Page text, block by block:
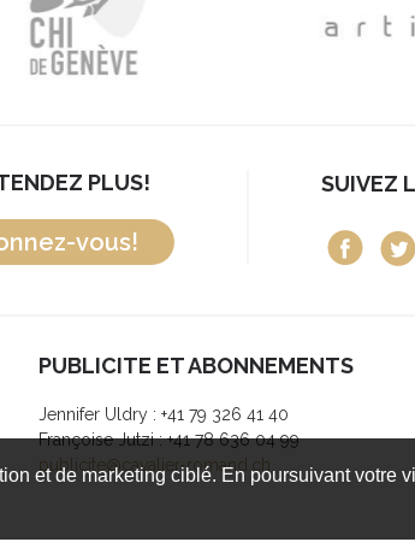
PLUS!
vous!
SUIVEZ
PUBLICITE ET ABONNEMENTS
Jennifer Uldry : +41 79 326 41 40
Françoise Jutzi : +41 78 636 04 99
publicite@cavalier-romand.ch
et de marketing ciblé. En poursuivant votre